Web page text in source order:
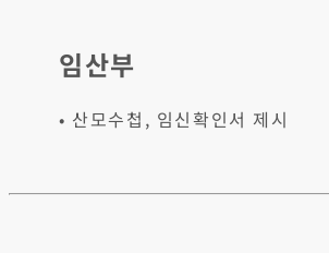
임산부
• 산모수첩, 임신확인서 제시